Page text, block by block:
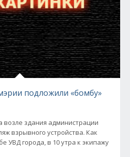
подложили «бомбу»
возле здания администрации
взрывного устройства. Как
УВД города, в 10 утра к экипажу